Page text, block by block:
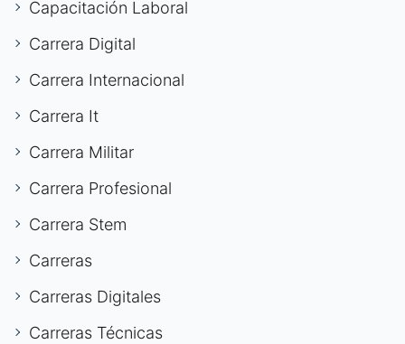
Capacitación Laboral
Carrera Digital
Carrera Internacional
Carrera It
Carrera Militar
Carrera Profesional
Carrera Stem
Carreras
Carreras Digitales
Carreras Técnicas